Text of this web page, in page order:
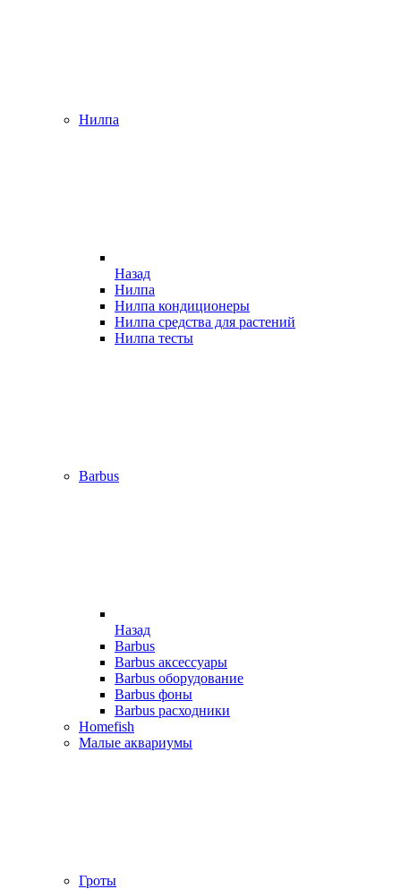
Нилпа
Назад
Нилпа
Нилпа кондиционеры
Нилпа средства для растений
Нилпа тесты
Barbus
Назад
Barbus
Barbus аксессуары
Barbus оборудование
Barbus фоны
Barbus расходники
Homefish
Малые аквариумы
Гроты